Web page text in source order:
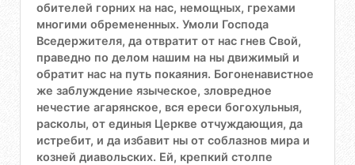
обителей горних на нас, немощных, грехами
многими обремененных. Умоли Господа
Вседержителя, да отвратит от нас гнев Свой,
праведно по делом нашим на ны движимый и
обратит нас на путь покаяния. Богоненавистное
же заблуждение языческое, зловредное
нечестие агарянское, вся ереси богохульныя,
расколы, от единыя Церкве отчуждающия, да
истребит, и да избавит ны от соблазнов мира и
козней диавольских. Ей, крепкий столпе